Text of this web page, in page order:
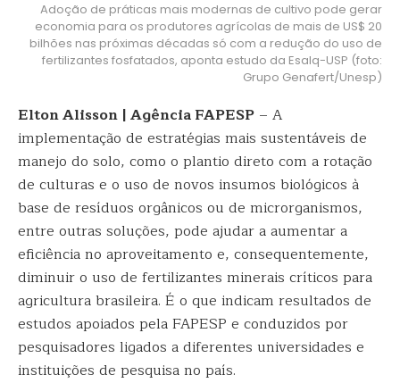
Adoção de práticas mais modernas de cultivo pode gerar
economia para os produtores agrícolas de mais de US$ 20
bilhões nas próximas décadas só com a redução do uso de
fertilizantes fosfatados, aponta estudo da Esalq-USP (foto:
Grupo Genafert/Unesp)
Elton Alisson | Agência FAPESP – A
implementação de estratégias mais sustentáveis de
manejo do solo, como o plantio direto com a rotação
de culturas e o uso de novos insumos biológicos à
base de resíduos orgânicos ou de microrganismos,
entre outras soluções, pode ajudar a aumentar a
eficiência no aproveitamento e, consequentemente,
diminuir o uso de fertilizantes minerais críticos para
agricultura brasileira. É o que indicam resultados de
estudos apoiados pela FAPESP e conduzidos por
pesquisadores ligados a diferentes universidades e
instituições de pesquisa no país.